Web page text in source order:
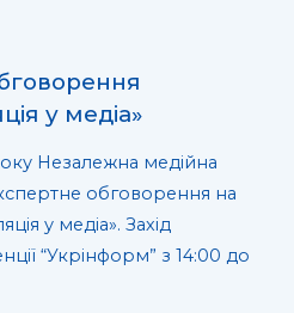
у медіа»
Незалежна медійна
обговорення на
у медіа». Захід
“Укрінформ” з 14:00 до